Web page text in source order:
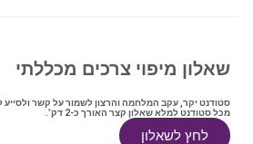
שאלון מיפוי צרכים מכללתי
סטודנט יקר, עקב המלחמה והרצון לשמור על קשר
מכל סטודנט למלא שאלון קצר האורך כ-2 דק’.
לחץ לשאלון